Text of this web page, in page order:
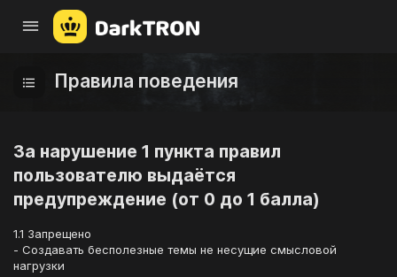
Правила поведения
За нарушение 1 пункта правил
пользователю выдаётся
предупреждение (от 0 до 1 балла)
1.1 Запрещено
- Создавать бесполезные темы не несущие смысловой
нагрузки